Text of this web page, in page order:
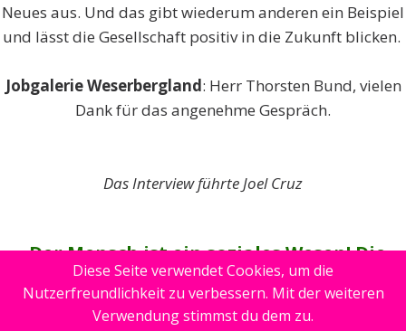
Neues aus. Und das gibt wiederum anderen ein Beispiel
und lässt die Gesellschaft positiv in die Zukunft blicken.
Jobgalerie Weserbergland: Herr Thorsten Bund, vielen
Dank für das angenehme Gespräch.
Das Interview führte Joel Cruz
„Der Mensch ist ein soziales Wesen! Die
Digitalisierung ersetzt kein Bauchgefühl“
Diese Seite verwendet Cookies, um die
Nutzerfreundlichkeit zu verbessern. Mit der weiteren
Verwendung stimmst du dem zu.